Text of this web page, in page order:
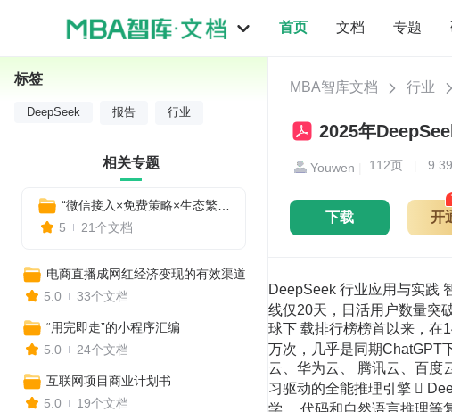
首页 文档 专题
MBA智库文档 行业
2025年
Youwen 112页
下载 开
DeepSeek 行业应用与实践 智灵动力 李祖希 基础模型、深度思考（R1）、联网搜索 DeepSeek受到市场热捧  日活数据：上线仅20天，日活用户数量突破2000万大 关，日活增长速度超过ChatGPT。  下载数据：自1月26日首次登上苹果App Store全球下 载排行榜榜首以来，在140个国家的苹果App Store下 载排行榜中始终保持第一的位置；发布前18天内的下载 量达到1600万次，几乎是同期ChatGPT下载量的两倍； 印度市场贡献了所有平台下载量的%。  云厂商接入：微软Azure、英伟达、阿里云、华为云、 腾讯云、百度云等众多云厂商纷纷宣布上线R1，还推出 “零代码”“超低价”等优惠活动。 DeepSeek-R1 ：强化学习驱动的全能推理引擎  DeepSeek-R1是由幻方量化旗下AI公司深度求索 （DeepSeek）研发的先进推理模型，特别擅长数学、 代码和自然语言推理等复杂任务。  该模型采用大规模强化学习技术进行后训练，在仅 有少量标注数据的情况下显著提升了模型性能，并且通 过智能训练场动态生成题目和实时验证解题过程来进一 步增强推理能力。  2025年1月20日，DeepSeek-R1正式发布，并同步开 源其模型权重，采用MIT许可协议，极大地降低了AI应 用的门槛并促进了开源社区的发展。  DeepSeek-R1实现了高性能与低成本的良好平衡，API 服务定价极具竞争力。 开源许可：完全开源，采用MIT 许可协议，允许自由使用、修改、 分发和商业化。 技术特点：利用大规模强化学习 技术，仅需少量标注数据即可提 升性能；构建智能训练场以动态 调整和优化模型推理能力。 DeepSeek与其他模型的横向对比 DeepSeek-R1在多个基准测试中取得了优 异成绩，如在Arena排名中位列全类别大 模 型 第 三 ， 风 格 控 制 类 模 型 分 类 中 与 OpenAI o1并列第一。 使用DeepSeek的多条路径 API接口 适用场景：集成DeepSeek模型到第三方应用（如聊天机器人、数据分析工具等）。 支持模型：DeepSeek-R1、DeepSeek-Math等系列模型。 开源模型使用 部分模型（如DeepSeek-MoE）已在GitHub开源，支持本地部署。访问GitHub仓库获取模型权重及推理代码。 百度云：ht tps: / /c 硅基流动：ht tps: / / l iconf 官网页面或手机APP 直接访问对话页面与预训练模型交互，支持多轮对话、代码生成等。 本地化部署 DeepSeek-R1 系列（-671B)、DeepSeek-V3（参数量为 671B）、DeepSeek-Janus 系列（视觉相关多模态模型）、 DeepSeek-Coder 和 DeepSeek-Coder-V2、DeepSeek-VL（视觉-语言模型） 实 时 动 态 决 策 亚毫秒级响应 动态奖励函数 容错机制 1 多模态因果推理 跨模态对齐 反事实推理 不确定性量化 2 复杂系统优化 超大规模组合优化 多目标权衡 实时重规划 3 知识密集创造 海量知识索引 跨学科概念联结 可解释性生成 4 DeepSeek潜能领域 算法设计与优化 对于需要复杂算法设计和优化 的项目，DeepSeek-R1可以提 供有力支持，帮助研究人员快 速探索不同的算法实现，并进 行性能评估。 数据分析与建模 在处理大规模数据集时， DeepSeek-R1能够高效地进行 数据分析，识别模式并建立预 测模型，适用于科学研究中的 数据驱动发现。 代码开发与调试 编写、调试和优化复杂的软件 代码，通过分析程序运行日志 和错误信息，自动定位问题根 源，提出有效的解决方案。 模拟与预测 对未来市场趋势、产品表现或 系统行为进行模拟和预测，构 建多种未来情景，评估不同策 略的效果。 对话与互动 通过较好的逻辑推理、情感分 析及上下文理解能力，在对话 互动中提供高度个性化和一致 性的用户体验。 多源信息整合与跟踪 从多个来源（如新闻、社交媒 体、市场报告等）收集信息， 并整合为可操作的洞察；能够 持续跟踪关键指标的变化，及 时发现潜在风险并发出预警。 本报告来源于三个皮匠报告站（）,由用户Id:821787下载,文档Id:611964,下载日期:2025-02-14 两者均以“AI自动化程度”为线索，但“L1-L5阶段”更为贴近该线索，强调AI在逐步减少人类干预的过 程中实现完全自主，聚焦自动化发展的渐进演变。相较之下，Altman的AGI五阶段更具实践导向。 AI自动化L1-L5：渐进提升 全能自理 对比维度 Sam Altman的AGI五阶段 AI自动化L1-L5 异同点 辅助性阶段 阶段1：狭义AI，AI在特定任务中提供 辅助。 L1：辅助自动化，AI简化流程，提供 工具支持。 两者均以AI提供辅助为基础，帮助人 类提高效率。 部分自主阶段 阶段2-3：AI在复杂任务中提供帮助， 需人类监督。 L2-L3：AI部分自动化，能独立生成内 容但需人类设定条件。 均强调AI在逐步减少人为干预的过程 中具备部分自主能力。 高级自主阶段 阶段4：通用AGI，AI具备高度自
标签
DeepSeek 报告 行业
相关专题
5
21个文档
电商直播成网红经济变现的有效渠道
5.0
33个文档
“用完即走”的小程序汇编
5.0
24个文档
互联网项目商业计划书
5.0
19个文档